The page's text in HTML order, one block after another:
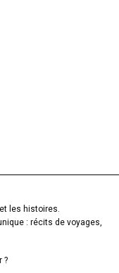
les histoires.
: récits de voyages,
?